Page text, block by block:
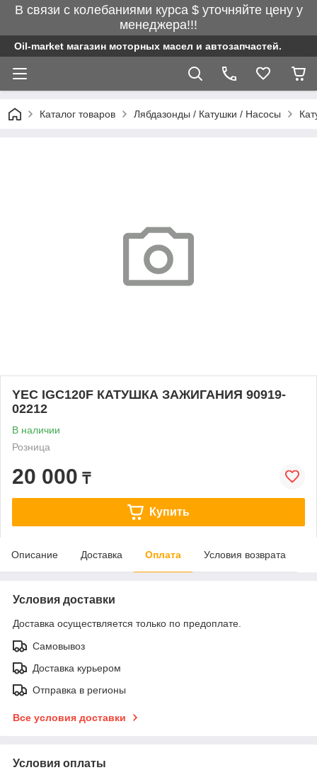
В связи с колебаниями курса $ уточняйте цену у
менеджера!!!
Oil-market магазин моторных масел и автозапчастей.
Каталог товаров Лябдазонды / Катушки / Насосы
YEC IGC120F КАТУШКА ЗАЖИГАНИЯ 90919-
02212
В наличии
Розница
20 000 ₸
Купить
Описание Доставка Оплата Условия возврата
Условия доставки
Доставка осуществляется только по предоплате.
Самовывоз
Доставка курьером
Отправка в регионы
Все условия доставки
Условия оплаты